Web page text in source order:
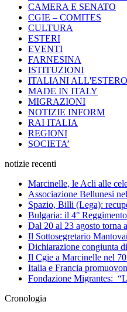
CAMERA E SENATO
CGIE – COMITES
CULTURA
ESTERI
EVENTI
FARNESINA
ISTITUZIONI
ITALIANI ALL'ESTERO
MADE IN ITALY
MIGRAZIONI
NOTIZIE INFORM
RAI ITALIA
REGIONI
SOCIETA’
notizie recenti
Marcinelle, le Acli alle
Associazione Bellunesi
Spazio, Billi (Lega):
Bulgaria: il 4°
Dal 20 al 23 agosto torna
Il Sottosegretario
Dichiarazione congiunta
Il Cgie a Marcinelle nel
Italia e Francia
Fondazione Migrantes:
Cronologia